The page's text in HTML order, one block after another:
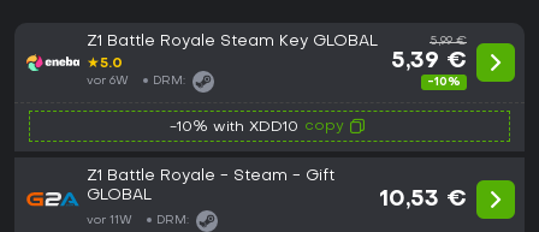
Z1 Battle Royale Steam Key GLOBAL
★5.0
vor 6W DRM:
5,99 €
5,39 €
-10%
-10% with XDD10 copy
Z1 Battle Royale - Steam - Gift
GLOBAL
vor 11W DRM:
10,53 €